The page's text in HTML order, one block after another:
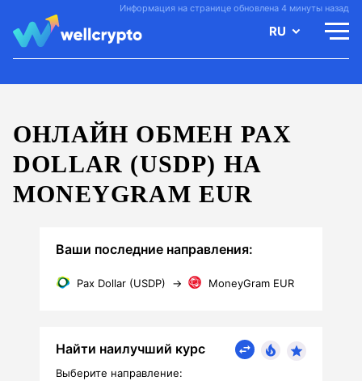
Информация на странице обновлена 4 минуты назад
RU
ОНЛАЙН ОБМЕН PAX
DOLLAR (USDP) НА
MONEYGRAM EUR
Ваши последние направления:
Pax Dollar (USDP) → MoneyGram EUR
Найти наилучший курс
Выберите направление: